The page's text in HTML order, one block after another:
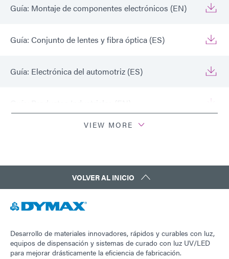
Guía: Montaje de componentes electrónicos (EN)
Guía: Conjunto de lentes y fibra óptica (ES)
Guía: Electrónica del automotriz (ES)
VIEW MORE
VOLVER AL INICIO
Desarrollo de materiales innovadores, rápidos y curables con luz,
equipos de dispensación y sistemas de curado con luz UV/LED
para mejorar drásticamente la eficiencia de fabricación.